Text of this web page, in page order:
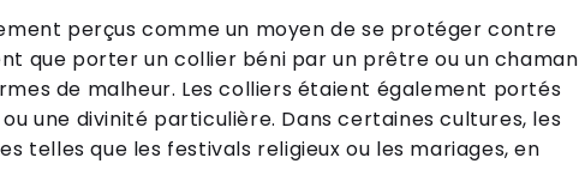
perçus comme un moyen de se protéger contre
que porter un collier béni par un prêtre ou un chaman
de malheur. Les colliers étaient également portés
une divinité particulière. Dans certaines cultures, les
telles que les festivals religieux ou les mariages, en